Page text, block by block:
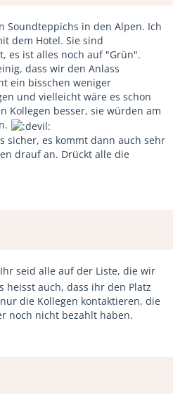
Soundteppichs in den Alpen. Ich
dem Hotel. Sie sind
es ist alles noch auf "Grün".
dass wir den Anlass
ein bisschen weniger
und vielleicht wäre es schon
Kollegen besser, sie würden am
sicher, es kommt dann auch sehr
drauf an. Drückt alle die
Ihr seid alle auf der Liste, die wir
heisst auch, dass ihr den Platz
die Kollegen kontaktieren, die
noch nicht bezahlt haben.